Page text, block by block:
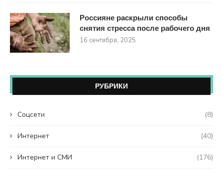
Россияне раскрыли способы
снятия стресса после рабочего дня
16 сентября, 2025
РУБРИКИ
Coцсети (8)
Интернет (40)
Интернет и СМИ (176)